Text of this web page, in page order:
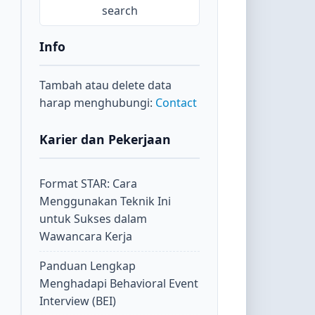
Info
Tambah atau delete data
harap menghubungi: Contact
Karier dan Pekerjaan
Format STAR: Cara
Menggunakan Teknik Ini
untuk Sukses dalam
Wawancara Kerja
Panduan Lengkap
Menghadapi Behavioral Event
Interview (BEI)